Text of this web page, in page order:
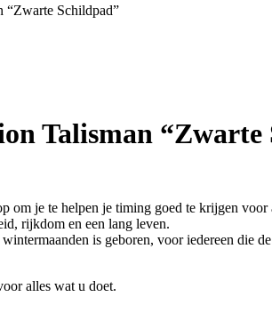
“Zwarte Schildpad”
Talisman “Zwarte
om je te helpen je timing goed te krijgen
rijkdom en een lang leven.
is geboren, voor iedereen
alles wat u doet.